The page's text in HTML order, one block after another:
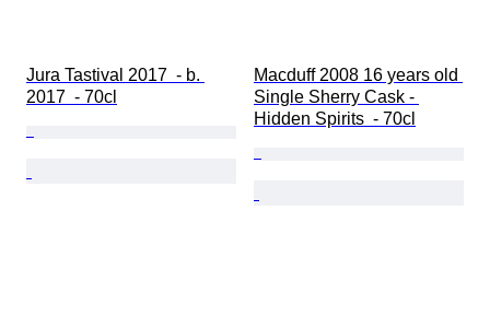
Jura Tastival 2017  - b.
2017  - 70cl
Macduff 2008 16 years old
Single Sherry Cask -
Hidden Spirits  - 70cl